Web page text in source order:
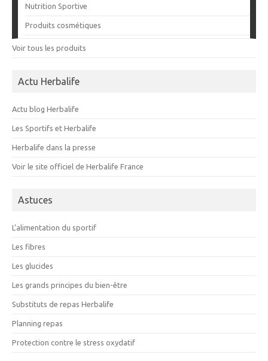
Nutrition Sportive
Produits cosmétiques
Voir tous les produits
Actu Herbalife
Actu blog Herbalife
Les Sportifs et Herbalife
Herbalife dans la presse
Voir le site officiel de Herbalife France
Astuces
L’alimentation du sportif
Les fibres
Les glucides
Les grands principes du bien-être
Substituts de repas Herbalife
Planning repas
Protection contre le stress oxydatif